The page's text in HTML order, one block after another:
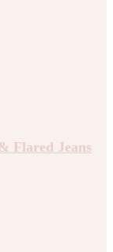
Flared Jeans